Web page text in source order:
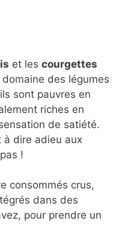
et les courgettes
des légumes
sont pauvres en
riches en
de satiété.
à dire adieu aux
!
consommés crus,
dans des
pour prendre un